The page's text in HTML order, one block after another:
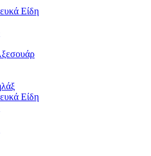
Είδη
Είδη